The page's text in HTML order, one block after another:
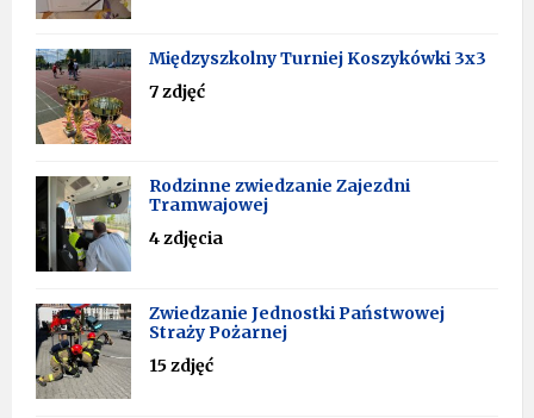
Międzyszkolny Turniej Koszykówki 3x3
7 zdjęć
Rodzinne zwiedzanie Zajezdni
Tramwajowej
4 zdjęcia
Zwiedzanie Jednostki Państwowej
Straży Pożarnej
15 zdjęć